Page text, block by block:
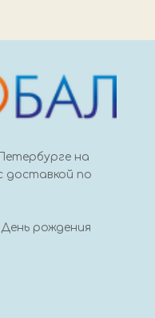
на
доставкой по
рождения